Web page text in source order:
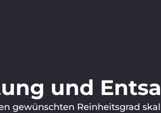
und
gewünschten Reinheitsgrad